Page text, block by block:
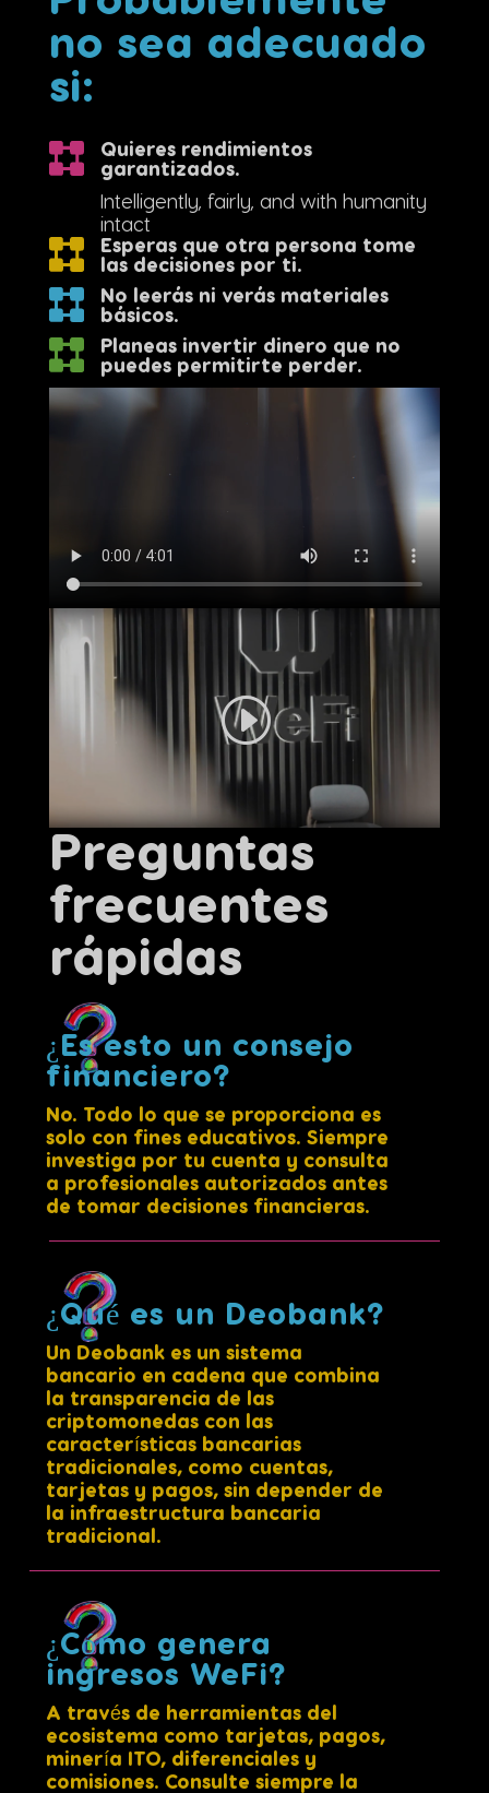
no sea adecuado
si:
Quieres rendimientos
garantizados.
Intelligently, fairly, and with humanity
intact
Esperas que otra persona tome
las decisiones por ti.
No leerás ni verás materiales
básicos.
Planeas invertir dinero que no
puedes permitirte perder.
Preguntas
frecuentes
rápidas
¿Es esto un consejo
financiero?
No. Todo lo que se proporciona es
solo con fines educativos. Siempre
investiga por tu cuenta y consulta
a profesionales autorizados antes
de tomar decisiones financieras.
¿Qué es un Deobank?
Un Deobank es un sistema
bancario en cadena que combina
la transparencia de las
criptomonedas con las
características bancarias
tradicionales, como cuentas,
tarjetas y pagos, sin depender de
la infraestructura bancaria
tradicional.
¿Cómo genera
ingresos WeFi?
A través de herramientas del
ecosistema como tarjetas, pagos,
minería ITO, diferenciales y
comisiones. Consulte siempre la